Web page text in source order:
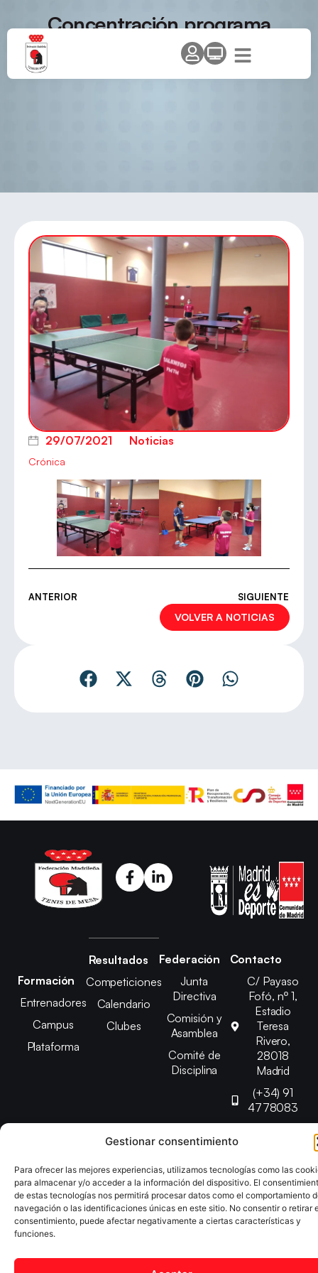
Gestionar consentimiento
Para ofrecer las mejores experiencias, utilizamos tecnologías como las
para almacenar y/o acceder a la información del dispositivo. El
de estas tecnologías nos permitirá procesar datos como el comportamiento
navegación o las identificaciones únicas en este sitio. No consentir o retirar
consentimiento, puede afectar negativamente a ciertas características y
funciones.
Concentración programa
talentos FMTM Julio 2021
29/07/2021 Noticias
Crónica
ANTERIOR SIGUIENTE
VOLVER A NOTICIAS
Formación
Entrenadores
Campus
Plataforma
Resultados
Competiciones
Calendario
Clubes
Federación
Junta
Directiva
Comisión y
Asamblea
Comité de
Disciplina
Contacto
C/ Payaso
Fofó, nº 1,
Estadio
Teresa
Rivero,
28018
Madrid
(+34) 91
4778083
Copyright © 2025 Federación Madrileña de Tenis de Mesa |
Desarrollado porTOOOLS
Aviso LegalPolítica de CookiesPolítica de Privacidad